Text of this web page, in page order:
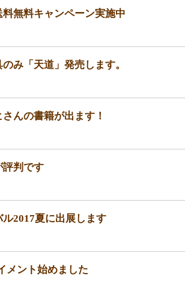
無料キャンペーン実施中
み「天道」発売します。
んの書籍が出ます！
評判です
2017夏に出展します
メント始めました